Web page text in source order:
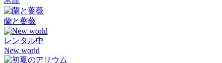
蘭と薔薇
レンタル中
New world